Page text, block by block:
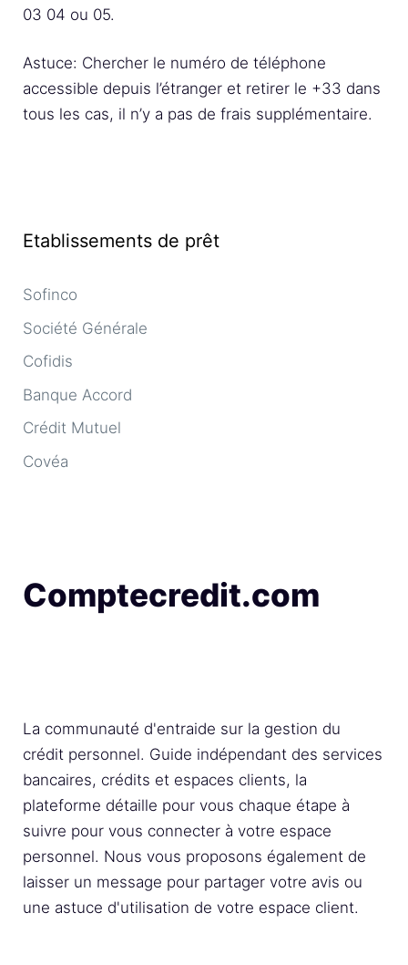
03 04 ou 05.
Astuce: Chercher le numéro de téléphone
accessible depuis l’étranger et retirer le +33 dans
tous les cas, il n’y a pas de frais supplémentaire.
Etablissements de prêt
Sofinco
Société Générale
Cofidis
Banque Accord
Crédit Mutuel
Covéa
Comptecredit.com
La communauté d'entraide sur la gestion du
crédit personnel. Guide indépendant des services
bancaires, crédits et espaces clients, la
plateforme détaille pour vous chaque étape à
suivre pour vous connecter à votre espace
personnel. Nous vous proposons également de
laisser un message pour partager votre avis ou
une astuce d'utilisation de votre espace client.